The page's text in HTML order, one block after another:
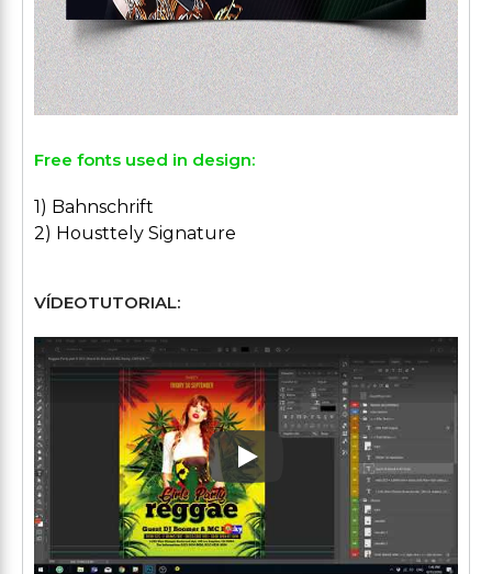
Free fonts used in design:
1) Bahnschrift
2) Housttely Signature
VÍDEOTUTORIAL:
Play: Keynote (Google I/O